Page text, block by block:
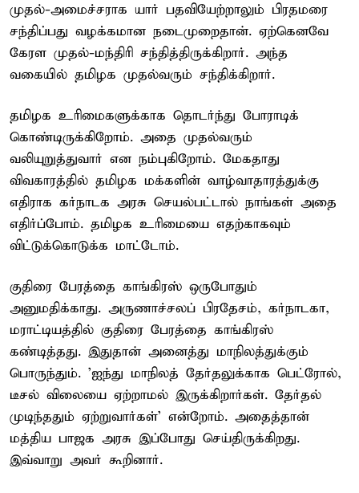
முதல்-அமைச்சராக யார் பதவியேற்றாலும் பிரதமரை
சந்திப்பது வழக்கமான நடைமுறைதான். ஏற்கெனவே
கேரள முதல்-மந்திரி சந்தித்திருக்கிறார். அந்த
வகையில் தமிழக முதல்வரும் சந்திக்கிறார்.
தமிழக உரிமைகளுக்காக தொடர்ந்து போராடிக்
கொண்டிருக்கிறோம். அதை முதல்வரும்
வலியுறுத்துவார் என நம்புகிறோம். மேகதாது
விவகாரத்தில் தமிழக மக்களின் வாழ்வாதாரத்துக்கு
எதிராக கர்நாடக அரசு செயல்பட்டால் நாங்கள் அதை
எதிர்ப்போம். தமிழக உரிமையை எதற்காகவும்
விட்டுக்கொடுக்க மாட்டோம்.
குதிரை பேரத்தை காங்கிரஸ் ஒருபோதும்
அனுமதிக்காது. அருணாச்சலப் பிரதேசம், கர்நாடகா,
மராட்டியத்தில் குதிரை பேரத்தை காங்கிரஸ்
கண்டித்தது. இதுதான் அனைத்து மாநிலத்துக்கும்
பொருந்தும். 'ஐந்து மாநிலத் தேர்தலுக்காக பெட்ரோல்,
டீசல் விலையை ஏற்றாமல் இருக்கிறார்கள். தேர்தல்
முடிந்ததும் ஏற்றுவார்கள்’ என்றோம். அதைத்தான்
மத்திய பாஜக அரசு இப்போது செய்திருக்கிறது.
இவ்வாறு அவர் கூறினார்.